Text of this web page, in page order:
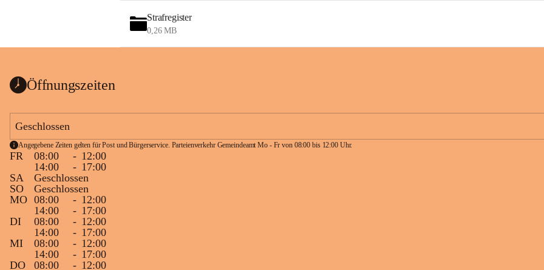
Strafregister
0,26 MB
Öffnungszeiten
Geschlossen
Angegebene Zeiten gelten für Post und Bürgerservice. Parteienverkehr Gemeindeamt Mo - Fr von 08:00 bis 12:00 Uhr.
FR 08:00 - 12:00
14:00
- 17:00
SA
Geschlossen
SO
Geschlossen
MO 08:00 - 12:00
14:00
- 17:00
DI
08:00 - 12:00
14:00
- 17:00
MI
08:00 - 12:00
14:00
- 17:00
DO
08:00 - 12:00